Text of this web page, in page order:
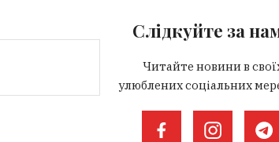
Слідкуйте за
Читайте новини в
улюблених соціальних